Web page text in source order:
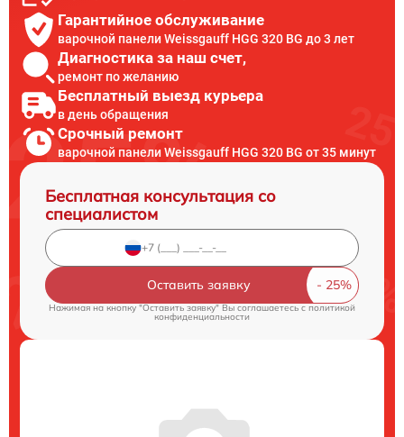
Гарантийное обслуживание
варочной панели Weissgauff HGG 320 BG до 3 лет
Диагностика за наш счет,
ремонт по желанию
Бесплатный выезд курьера
в день обращения
Срочный ремонт
варочной панели Weissgauff HGG 320 BG от 35 минут
Бесплатная консультация со
специалистом
Оставить заявку
Нажимая на кнопку "Оставить заявку" Вы соглашаетесь cполитикой
конфиденциальности